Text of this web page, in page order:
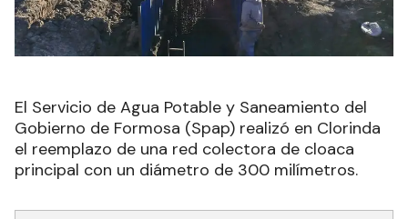
El Servicio de Agua Potable y Saneamiento del
Gobierno de Formosa (Spap) realizó en Clorinda
el reemplazo de una red colectora de cloaca
principal con un diámetro de 300 milímetros.